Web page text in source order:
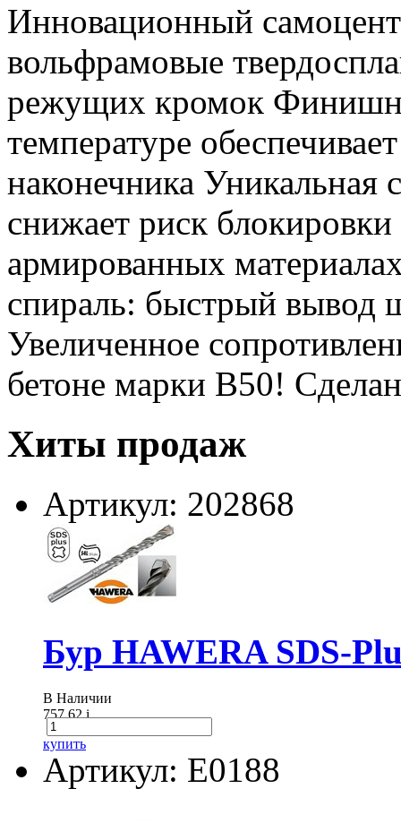
Инновационный
вольфрамовые
режущих кромок
температуре
наконечника Уникальная
снижает риск
армированных
спираль: быстрый вывод
Увеличенное
бетоне марки В50!
Хиты продаж
Артикул: 202868
Бур HAWERA SDS-
В Наличии
757.62i
купить
Артикул: E0188